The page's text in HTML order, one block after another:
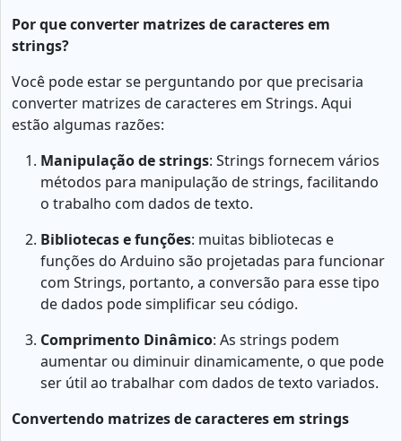
Por que converter matrizes de caracteres em
strings?
Você pode estar se perguntando por que precisaria
converter matrizes de caracteres em Strings. Aqui
estão algumas razões:
Manipulação de strings: Strings fornecem vários
métodos para manipulação de strings, facilitando
o trabalho com dados de texto.
Bibliotecas e funções: muitas bibliotecas e
funções do Arduino são projetadas para funcionar
com Strings, portanto, a conversão para esse tipo
de dados pode simplificar seu código.
Comprimento Dinâmico: As strings podem
aumentar ou diminuir dinamicamente, o que pode
ser útil ao trabalhar com dados de texto variados.
Convertendo matrizes de caracteres em strings